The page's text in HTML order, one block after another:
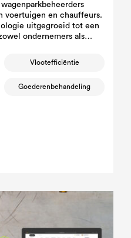
voertuigen en chauffeurs.
uitgegroeid tot een
ondernemers als
die gericht is op het
en veiligheid van het
Vlootefficiëntie
Goederenbehandeling